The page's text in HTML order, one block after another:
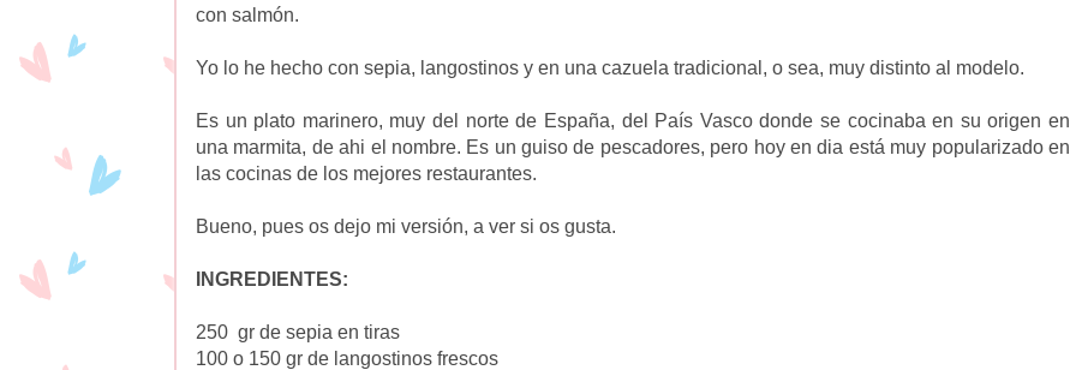
con salmón.
Yo lo he hecho con sepia, langostinos y en una cazuela tradicional, o sea, muy distinto al modelo.
Es un plato marinero, muy del norte de España, del País Vasco donde se cocinaba en su origen en
una marmita, de ahi el nombre. Es un guiso de pescadores, pero hoy en dia está muy popularizado en
las cocinas de los mejores restaurantes.
Bueno, pues os dejo mi versión, a ver si os gusta.
INGREDIENTES:
250 gr de sepia en tiras
100 o 150 gr de langostinos frescos